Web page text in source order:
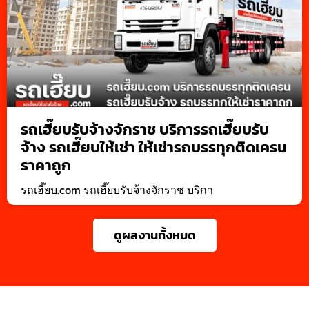
รถเฮี๊ยบรับจ้างจักราช บริการรถเฮี๊ยบรับ
จ้าง รถเฮี๊ยบให้เช่า ให้เช่ารถบรรทุกติดเครน
ราคาถูก
รถเฮี๊ยบ.com รถเฮี๊ยบรับจ้างจักราช บริกา
ดูผลงานทั้งหมด